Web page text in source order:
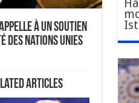
à un soutien
des Nations unies
Articles